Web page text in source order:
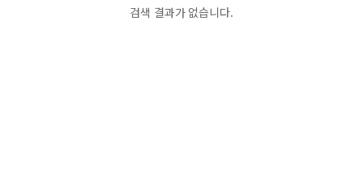
검색 결과가 없습니다.